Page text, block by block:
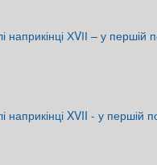
наприкінці ХVІІ – у першій
наприкінці XVII - у першій